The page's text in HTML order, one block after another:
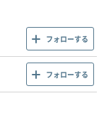
フォローする
フォローする